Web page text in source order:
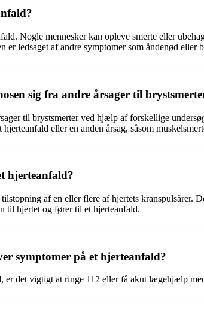
Nogle mennesker kan opleve smerte eller
ledsaget af andre symptomer som åndenød eller
sig fra andre årsager til
til brystsmerter ved hjælp af forskellige
eller en anden årsag, såsom
hjerteanfald?
af en eller flere af hjertets kranspulsårer.
til hjertet og fører til et hjerteanfald.
symptomer på et hjerteanfald?
er det vigtigt at ringe 112 eller få akut lægehjælp